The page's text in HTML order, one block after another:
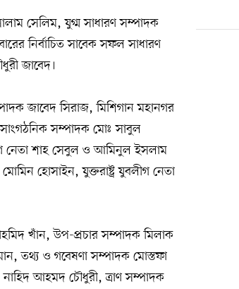
সেলিম, যুগ্ম সাধারণ সম্পাদক
নির্বাচিত সাবেক সফল সাধারণ
জাবেদ।
জাবেদ সিরাজ, মিশিগান মহানগর
সম্পাদক মোঃ সাবুল
নেতা শাহ সেবুল ও আমিনুল ইসলাম
হোসাইন, যুক্তরাষ্ট্র যুবলীগ নেতা
খাঁন, উপ-প্রচার সম্পাদক মিলাক
তথ্য ও গবেষণা সম্পাদক মোস্তফা
আহমদ চৌধুরী, ত্রাণ সম্পাদক